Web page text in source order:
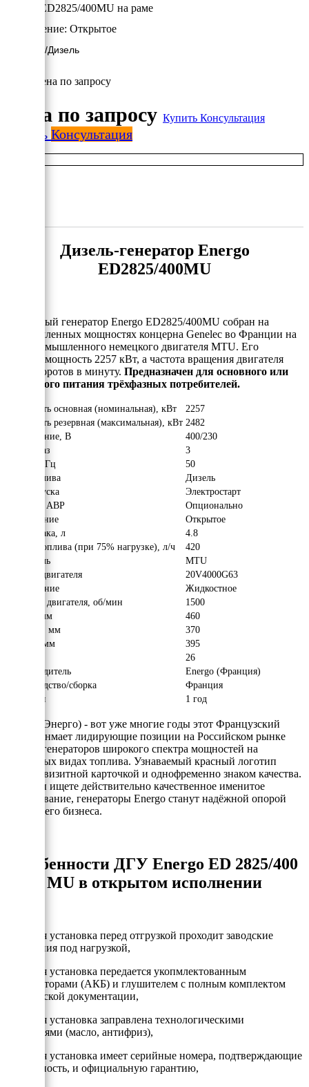
Energo ED2825/400MU на раме
Исполнение: Открытое
2257 кВт/Дизель
Цена по запросу
Цена по запросу Купить Консультация
Купить Консультация
Дизель-генератор Energo
ED2825/400MU
Дизельный генератор Energo ED2825/400MU собран на
промышленных мощностях концерна Genelec во Франции на
базе промышленного немецкого двигателя MTU. Его
рабочая мощность 2257 кВт, а частота вращения двигателя
1500 оборотов в минуту. Предназначен для основного или
резервного питания трёхфазных потребителей.
Мощность основная (номинальная), кВт
2257
Мощность резервная (максимальная), кВт 2482
Напряжение, В
400/230
Число фаз
3
Частота, Гц
50
Вид топлива
Дизель
Тип запуска
Электростарт
Наличие АВР
Опционально
Исполнение
Открытое
Объём бака, л
4.8
Расход топлива (при 75% нагрузке), л/ч
420
Двигатель
MTU
Модель двигателя
20V4000G63
Охлаждение
Жидкостное
Обороты двигателя, об/мин
1500
Длина, мм
460
Ширина, мм
370
Высота, мм
395
26
Производитель
Energo (Франция)
Производство/сборка
Франция
Гарантия
1 год
Energo (Энерго) - вот уже многие годы этот Французский
бренд занмает лидирующие позиции на Российском рынке
электрогенераторов широкого спектра мощностей на
различных видах топлива. Узнаваемый красный логотип
явлется визитной карточкой и однофременно знаком качества.
Если Вы ищете действительно качественное именитое
оборудование, генераторы Energo станут надёжной опорой
для Вашего бизнеса.
Особенности ДГУ Energo ED 2825/400
MU в открытом исполнении
- Каждая установка перед отгрузкой проходит заводские
испытания под нагрузкой,
- Каждая установка передается укопмлектованным
аккумулторами (АКБ) и глушителем с полным комплектом
технической документации,
- Каждая установка заправлена технологическими
жидкостями (масло, антифриз),
- Каждая установка имеет серийные номера, подтверждающие
подлинность, и официальную гарантию,